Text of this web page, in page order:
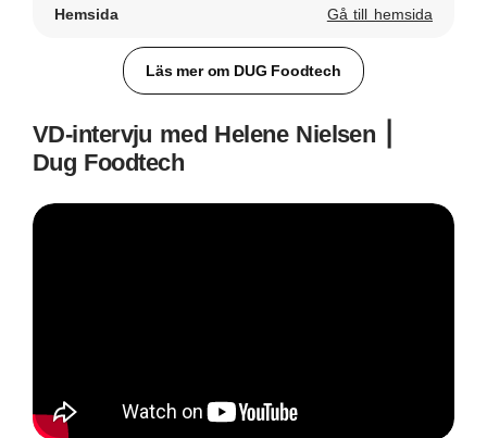
Hemsida
Gå till hemsida
Läs mer om DUG Foodtech
VD-intervju med Helene Nielsen ⎮
Dug Foodtech